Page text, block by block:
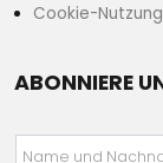
Cookie-
ABONNIERE
Name und